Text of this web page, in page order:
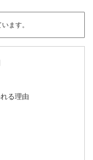
ます。
る理由